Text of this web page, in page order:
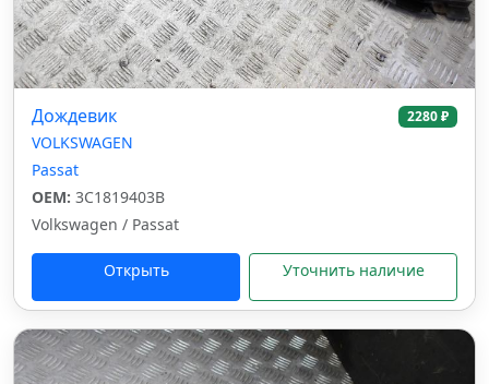
Дождевик 2280 ₽
VOLKSWAGEN
Passat
OEM: 3C1819403B
Volkswagen / Passat
Открыть Уточнить наличие